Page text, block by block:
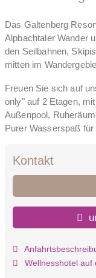
Das Galtenberg
Alpbachtaler Wander
den Seilbahnen,
mitten im
Freuen Sie sich auf
only" auf 2 Etagen,
Außenpool,
Purer Wasserspaß
beheiztem Inne- &
Wasserpark mit
Wasserspielwand,
Infrarotkabine, Sole-
Kontakt
Wellnesshotel auf